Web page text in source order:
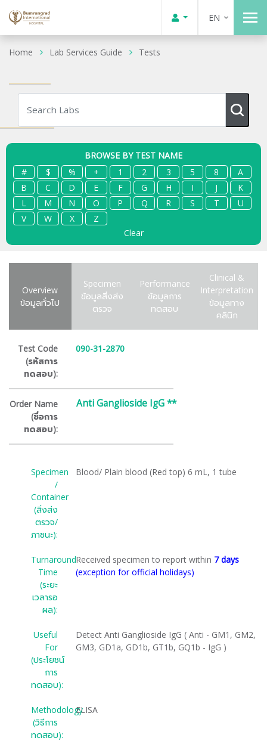
EN
Home Lab Services Guide Tests
BROWSE BY TEST NAME
#
$ % + 1 2 3 5 8
A
B
C D E F G H I J
K
L
M N O P Q R S T
U
V
W X
Z
Clear
Overview
ข้อมูลทั่วไป
Specimen
ข้อมูลสิ่งส่ง
ตรวจ
Performance
ข้อมูลการ
ทดสอบ
Clinical &
Interpretation
ข้อมูลทาง
คลินิก
Test Code
(รหัสการ
ทดสอบ):
090-31-2870
Order Name
(ชื่อการ
ทดสอบ):
Anti Ganglioside IgG **
Specimen
/
Container
(สิ่งส่ง
ตรวจ/
ภาชนะ):
Blood/ Plain blood (Red top) 6 mL, 1 tube
Turnaround
Time
(ระยะ
เวลารอ
ผล):
Received specimen to report within 7 days
(exception for official holidays)
Useful
For
(ประโยชน์
การ
ทดสอบ):
Detect Anti Ganglioside IgG ( Anti - GM1, GM2,
GM3, GD1a, GD1b, GT1b, GQ1b - IgG )
Methodology
(วิธีการ
ทดสอบ):
ELISA